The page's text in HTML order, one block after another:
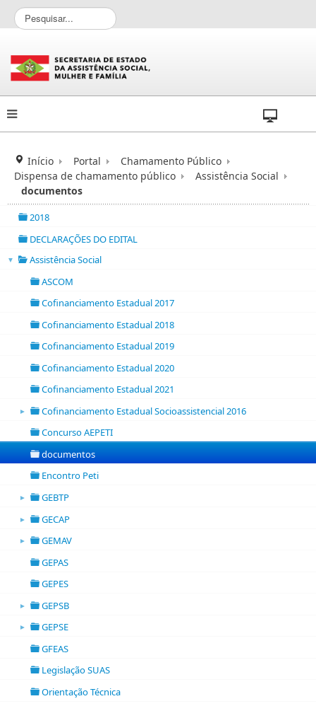
P
e
q
u
i
s
a
.
Início Portal
Chamamento Público
Dispensa de chamamento público
Assistência Social
documentos
2018
DECLARAÇÕES DO EDITAL
▼ Assistência Social
ASCOM
Cofinanciamento Estadual 2017
Cofinanciamento Estadual 2018
Cofinanciamento Estadual 2019
Cofinanciamento Estadual 2020
Cofinanciamento Estadual 2021
► Cofinanciamento Estadual Socioassistencial 2016
folder
Concurso AEPETI
folder
documentos
Encontro Peti
► GEBTP
► GECAP
► GEMAV
GEPAS
GEPES
► GEPSB
► GEPSE
GFEAS
folder
Legislação SUAS
Orientação Técnica